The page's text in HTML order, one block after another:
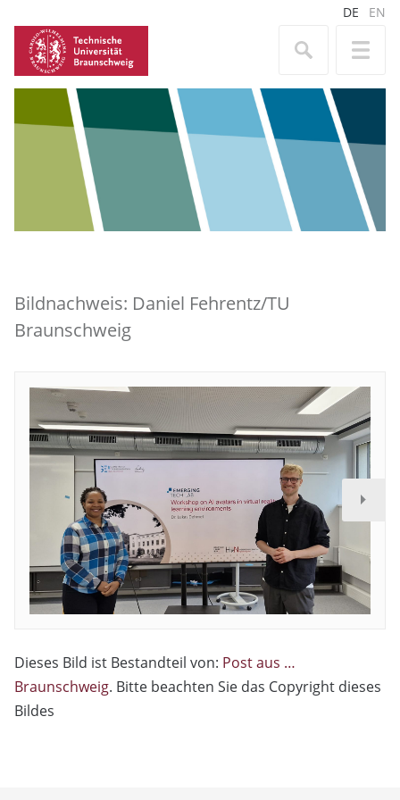
DE EN
Bildnachweis: Daniel Fehrentz/TU
Braunschweig
Dieses Bild ist Bestandteil von: Post aus …
Braunschweig. Bitte beachten Sie das Copyright dieses
Bildes